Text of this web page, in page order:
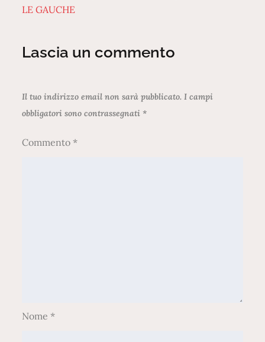
LE GAUCHE
Lascia un commento
Il tuo indirizzo email non sarà pubblicato. I campi
obbligatori sono contrassegnati *
Commento*
Nome*